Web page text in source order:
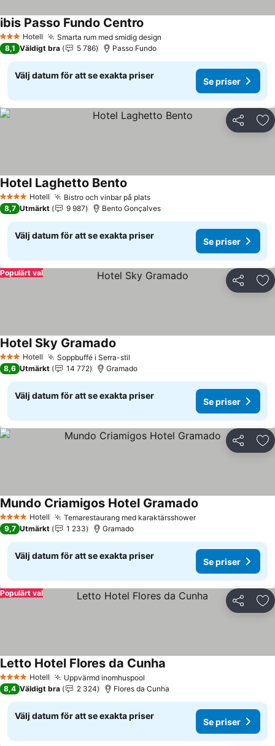
3 StjärnorHotell Smarta rum med smidig design
ibis Passo Fundo Centro
8,1 Väldigt bra 5 786 Passo Fundo
Välj datum för att se exakta priser
Se priser
Dela
4 StjärnorHotell Bistro och vinbar på plats
Hotel Laghetto Bento
8,7 Utmärkt 9 987 Bento Gonçalves
Välj datum för att se exakta priser
Se priser
Dela
Populärt val
3 StjärnorHotell Soppbuffé i Serra-stil
Hotel Sky Gramado
8,6 Utmärkt 14 772 Gramado
Välj datum för att se exakta priser
Se priser
Dela
4 StjärnorHotell Temarestaurang med karaktärsshower
Mundo Criamigos Hotel Gramado
9,7 Utmärkt 1 233 Gramado
Välj datum för att se exakta priser
Se priser
Dela
Populärt val
4 StjärnorHotell Uppvärmd inomhuspool
Letto Hotel Flores da Cunha
8,4 Väldigt bra 2 324 Flores da Cunha
Välj datum för att se exakta priser
Se priser